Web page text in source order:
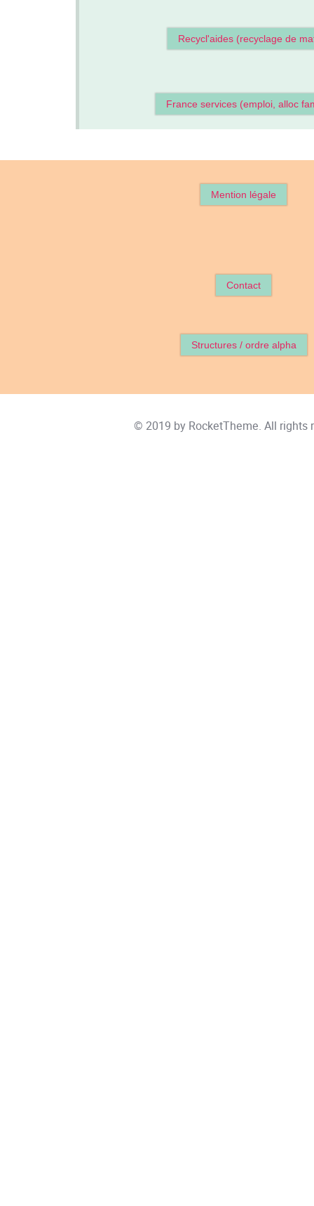
Recycl'aides (recyclage de
France services (emploi, alloc
Mention légale
Contact
Structures / ordre alpha
© 2019 by RocketTheme. All rights